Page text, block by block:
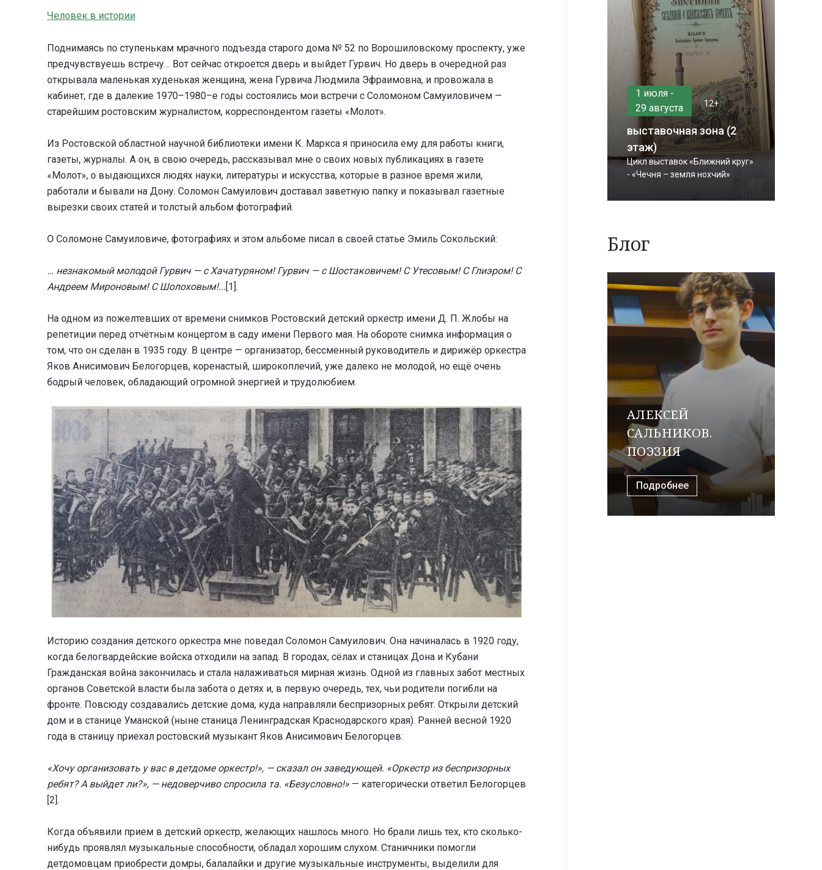
Человек в истории
Поднимаясь по ступенькам мрачного подъезда старого дома № 52 по Ворошиловскому проспекту, уже
предчувствуешь встречу… Вот сейчас откроется дверь и выйдет Гурвич. Но дверь в очередной раз
открывала маленькая худенькая женщина, жена Гурвича Людмила Эфраимовна, и провожала в
кабинет, где в далекие 1970–1980–е годы состоялись мои встречи с Соломоном Самуиловичем —
старейшим ростовским журналистом, корреспондентом газеты «Молот».
Из Ростовской областной научной библиотеки имени К. Маркса я приносила ему для работы книги,
газеты, журналы. А он, в свою очередь, рассказывал мне о своих новых публикациях в газете
«Молот», о выдающихся людях науки, литературы и искусства, которые в разное время жили,
работали и бывали на Дону. Соломон Самуилович доставал заветную папку и показывал газетные
вырезки своих статей и толстый альбом фотографий.
О Соломоне Самуиловиче, фотографиях и этом альбоме писал в своей статье Эмиль Сокольский:
… незнакомый молодой Гурвич — с Хачатуряном! Гурвич — с Шостаковичем! С Утесовым! С Глиэром! С
Андреем Мироновым! С Шолоховым!...[1].
На одном из пожелтевших от времени снимков Ростовский детский оркестр имени Д. П. Жлобы на
репетиции перед отчётным концертом в саду имени Первого мая. На обороте снимка информация о
том, что он сделан в 1935 году. В центре — организатор, бессменный руководитель и дирижёр оркестра
Яков Анисимович Белогорцев, коренастый, широкоплечий, уже далеко не молодой, но ещё очень
бодрый человек, обладающий огромной энергией и трудолюбием.
Историю создания детского оркестра мне поведал Соломон Самуилович. Она начиналась в 1920 году,
когда белогвардейские войска отходили на запад. В городах, сёлах и станицах Дона и Кубани
Гражданская война закончилась и стала налаживаться мирная жизнь. Одной из главных забот местных
органов Советской власти была забота о детях и, в первую очередь, тех, чьи родители погибли на
фронте. Повсюду создавались детские дома, куда направляли беспризорных ребят. Открыли детский
дом и в станице Уманской (ныне станица Ленинградская Краснодарского края). Ранней весной 1920
года в станицу приехал ростовский музыкант Яков Анисимович Белогорцев:
«Хочу организовать у вас в детдоме оркестр!», — сказал он заведующей. «Оркестр из беспризорных
ребят? А выйдет ли?», — недоверчиво спросила та. «Безусловно!» — категорически ответил Белогорцев
[2].
Когда объявили прием в детский оркестр, желающих нашлось много. Но брали лишь тех, кто сколько-
нибудь проявлял музыкальные способности, обладал хорошим слухом. Станичники помогли
детдомовцам приобрести домры, балалайки и другие музыкальные инструменты, выделили для
1 июля -
29 августа
12+
выставочная зона (2
этаж)
Цикл выставок «Ближний круг»
- «Чечня – земля нохчий»
Блог
АЛЕКСЕЙ
САЛЬНИКОВ.
ПОЭЗИЯ
Подробнее